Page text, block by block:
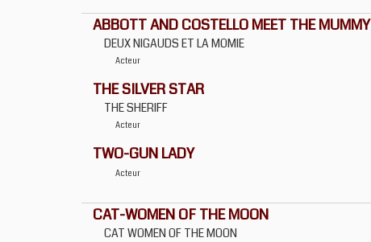
ABBOTT AND COSTELLO MEET THE MUMMY
DEUX NIGAUDS ET LA MOMIE
Acteur
THE SILVER STAR
THE SHERIFF
Acteur
TWO-GUN LADY
Acteur
CAT-WOMEN OF THE MOON
CAT WOMEN OF THE MOON